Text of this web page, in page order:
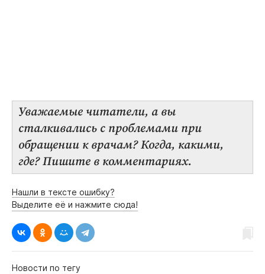
Уважаемые читатели, а вы
сталкивались с проблемами при
обращении к врачам? Когда, какими,
где? Пишите в комментариях.
Нашли в тексте ошибку?
Выделите её и нажмите сюда!
Новости по тегу